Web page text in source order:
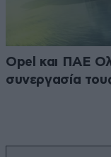
Opel και ΠΑΕ
συνεργασία